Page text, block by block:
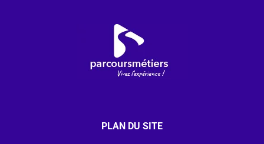
PLAN DU SITE